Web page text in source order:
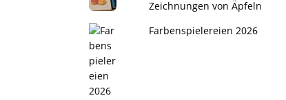
Zeichnungen von Äpfeln
Farbenspielereien 2026